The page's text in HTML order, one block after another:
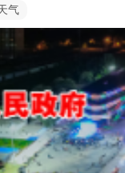
气